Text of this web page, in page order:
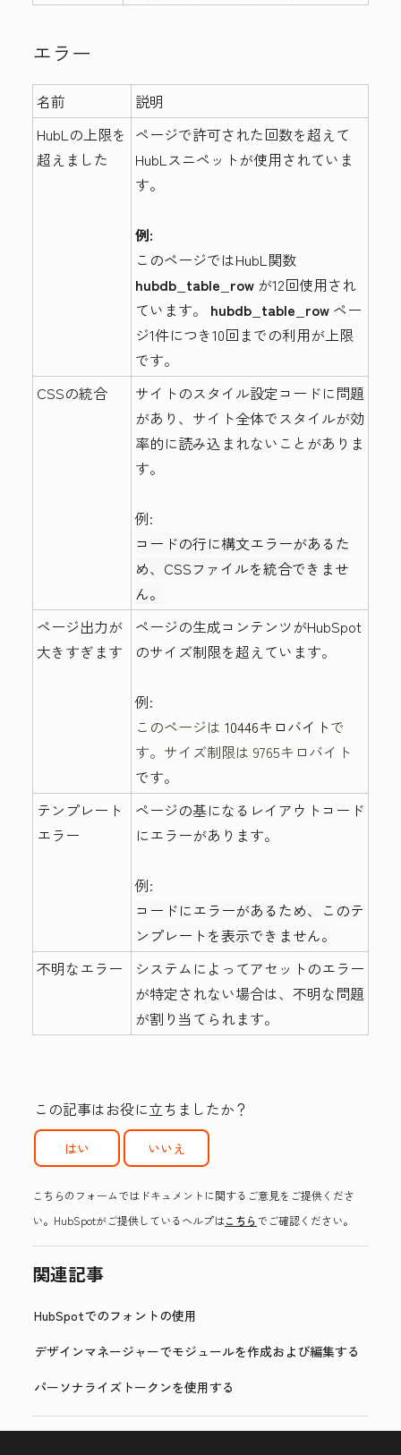
エラー
名前
説明
HubLの上限を
超えました
ページで許可された回数を超えて
HubLスニペットが使用されていま
す。
例:
このページではHubL関数
hubdb_table_row が12回使用され
ています。 hubdb_table_row ペー
ジ1件につき10回までの利用が上限
です。
CSSの統合
サイトのスタイル設定コードに問題
があり、サイト全体でスタイルが効
率的に読み込まれないことがありま
す。
例:
コードの行に構文エラーがあるた
め、CSSファイルを統合できませ
ん。
ページ出力が
大きすぎます
ページの生成コンテンツがHubSpot
のサイズ制限を超えています。
例:
このページは 10446キロバイトで
す。サイズ制限は 9765キロバイト
です。
テンプレート
エラー
ページの基になるレイアウトコード
にエラーがあります。
例:
コードにエラーがあるため、このテ
ンプレートを表示できません。
不明なエラー
システムによってアセットのエラー
が特定されない場合は、不明な問題
が割り当てられます。
この記事はお役に立ちましたか？
はい いいえ
こちらのフォームではドキュメントに関するご意見をご提供くださ
い。HubSpotがご提供しているヘルプはこちらでご確認ください。
関連記事
HubSpotでのフォントの使用
デザインマネージャーでモジュールを作成および編集する
パーソナライズトークンを使用する